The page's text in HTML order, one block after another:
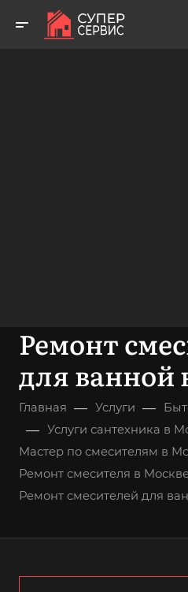
Ремонт
для ванной
Главная — Услуги —
— Услуги сантехника в
Мастер по смесителям в
Ремонт смесителя в
Ремонт смесителей для